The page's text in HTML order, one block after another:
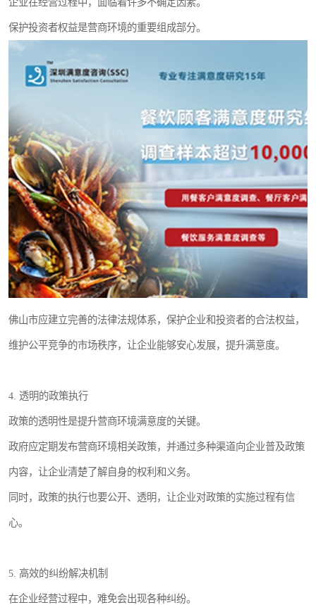
保护投资者权益是营商环境的重要组成部分。
佛山市应建立完善的法律法规体系，保护企业和投资者的合法权益，
维护公平竞争的市场秩序，让企业能够安心发展，提升满意度。
4. 透明的政策执行
政策的透明性是提升营商环境满意度的关键。
政府应定期发布营商环境相关政策，并通过多种渠道向企业普及政策
内容，让企业清楚了解自身的权利和义务。
同时，政策的执行也要公开、透明，让企业对政策的实施过程有信
心。
5. 高效的纠纷解决机制
在企业经营过程中，难免会出现各种纠纷。